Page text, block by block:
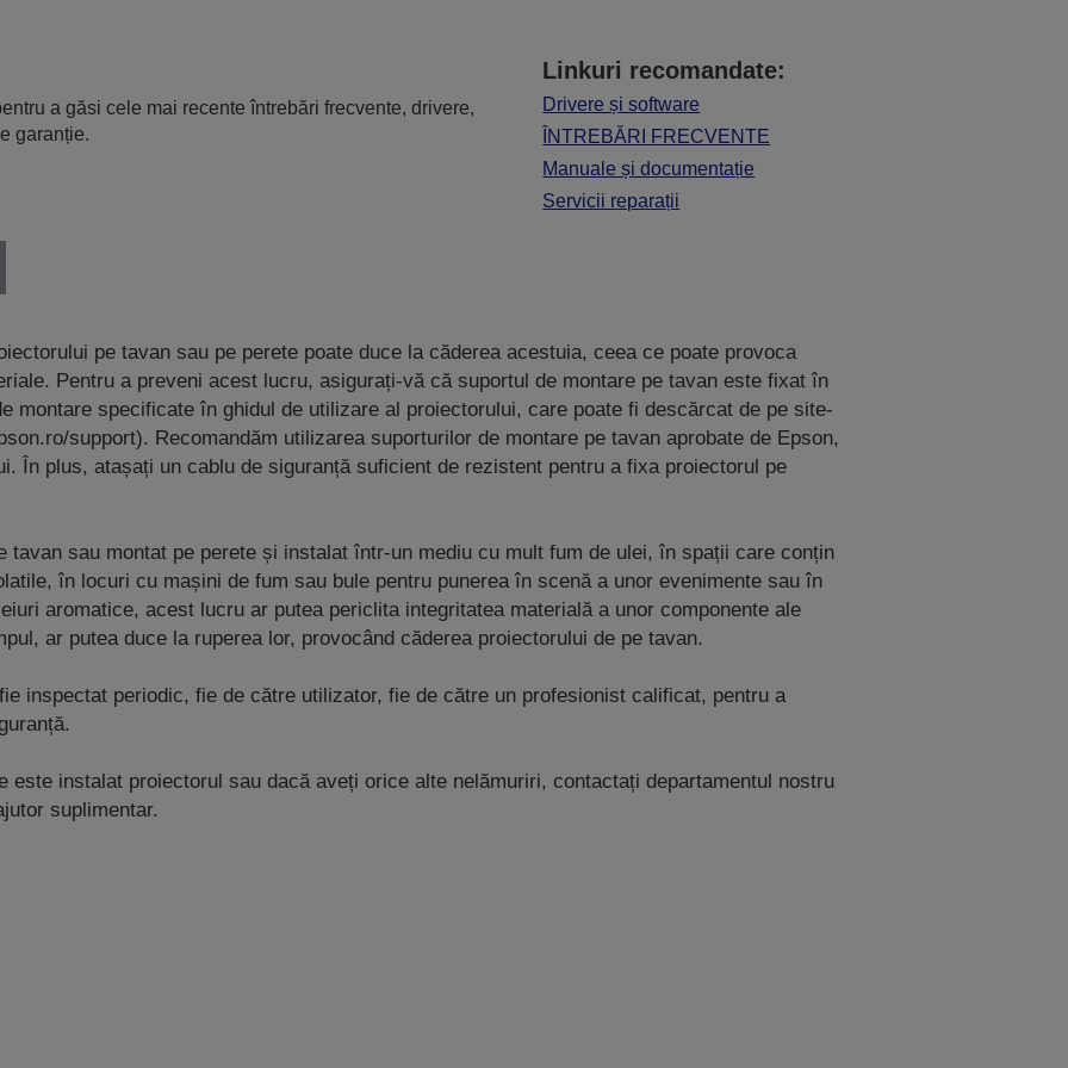
a găsi cele mai recente întrebări frecvente, drivere,
garanție.
Linkuri recomandate:
Drivere și software
ÎNTREBĂRI FRECVENTE
Manuale și documentație
Servicii reparații
pe tavan sau pe perete poate duce la căderea acestuia, ceea ce poate provoca
Pentru a preveni acest lucru, asigurați-vă că suportul de montare pe tavan este fixat în
montare specificate în ghidul de utilizare al proiectorului, care poate fi descărcat de pe site-
support). Recomandăm utilizarea suporturilor de montare pe tavan aprobate de Epson,
În plus, atașați un cablu de siguranță suficient de rezistent pentru a fixa proiectorul pe
tavan sau montat pe perete și instalat într-un mediu cu mult fum de ulei, în spații care conțin
în locuri cu mașini de fum sau bule pentru punerea în scenă a unor evenimente sau în
aromatice, acest lucru ar putea periclita integritatea materială a unor componente ale
ar putea duce la ruperea lor, provocând căderea proiectorului de pe tavan.
inspectat periodic, fie de către utilizator, fie de către un profesionist calificat, pentru a
este instalat proiectorul sau dacă aveți orice alte nelămuriri, contactați departamentul nostru
suplimentar.